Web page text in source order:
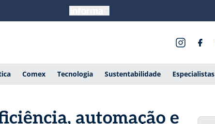
Comex Tecnologia Sustentabilidade Especialistas
automação e